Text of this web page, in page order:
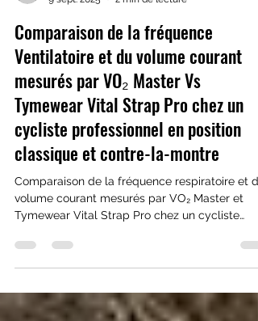
cyrilricci
9 sept. 2025
2 min de lecture
Comparaison de la fréquence
Ventilatoire et du volume courant
mesurés par VO₂ Master Vs
Tymewear Vital Strap Pro chez un
cycliste professionnel en position
classique et contre-la-montre
Comparaison de la fréquence respiratoire et du
professionnel en position classique et contre-
montre